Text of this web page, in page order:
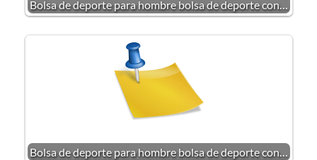
Bolsa de deporte para hombre bolsa de deporte con…
Bolsa de deporte para hombre bolsa de deporte con…